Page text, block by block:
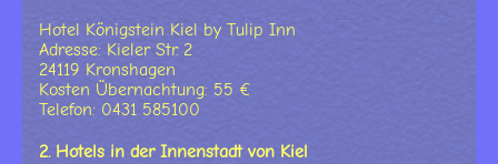
Hotel Königstein Kiel by Tulip Inn
Adresse: Kieler Str. 2
24119 Kronshagen
Kosten Übernachtung: 55 €
Telefon: 0431 585100
2. Hotels in der Innenstadt von Kiel